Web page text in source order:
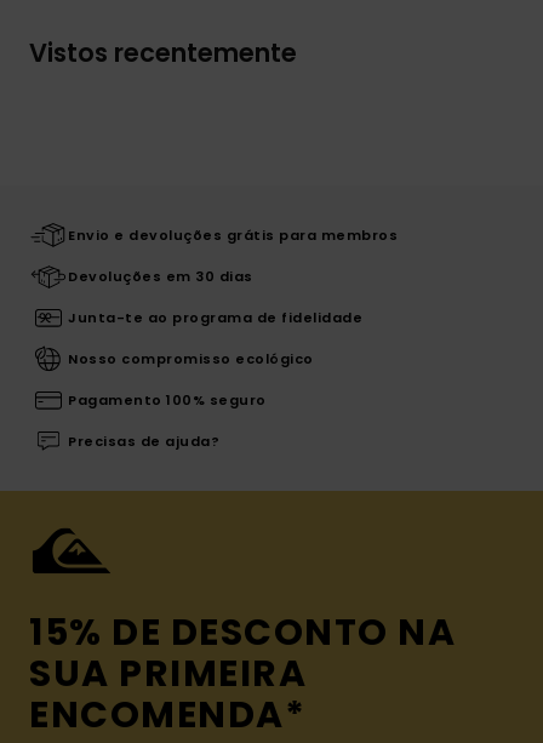
Vistos recentemente
Envio e devoluções grátis para membros
Devoluções em 30 dias
Junta-te ao programa de fidelidade
Nosso compromisso ecológico
Pagamento 100% seguro
Precisas de ajuda?
15% DE DESCONTO NA
SUA PRIMEIRA
ENCOMENDA*